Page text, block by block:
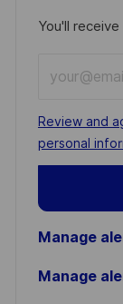
You'll
Email
address
(Required)
Required
Review and
personal
Manage
Manage